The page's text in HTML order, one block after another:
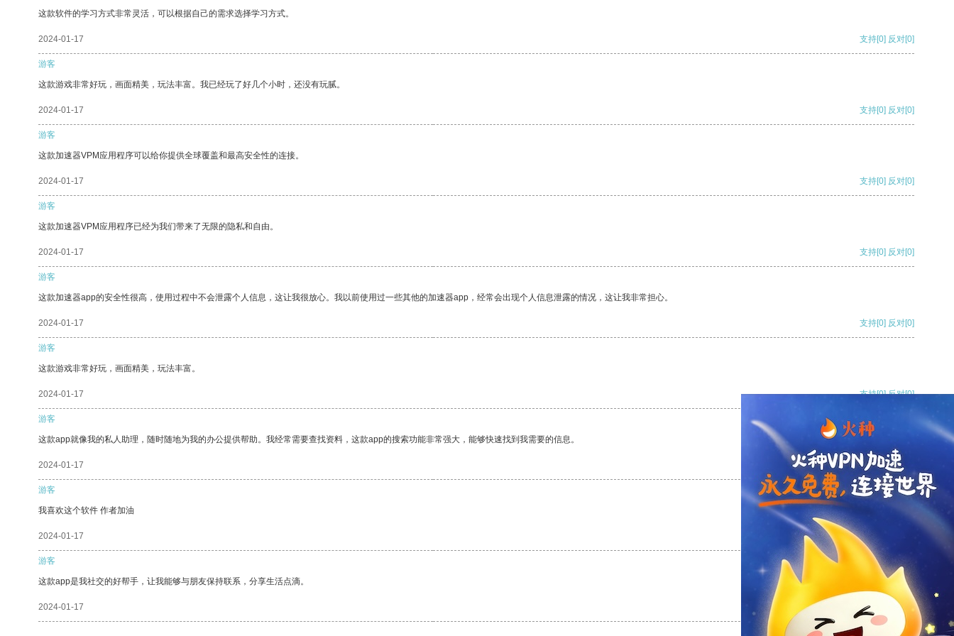
这款软件的学习方式非常灵活，可以根据自己的需求选择学习方式。
2024-01-17 支持[0] 反对[0]
游客
这款游戏非常好玩，画面精美，玩法丰富。我已经玩了好几个小时，还没有玩腻。
2024-01-17 支持[0] 反对[0]
游客
这款加速器VPM应用程序可以给你提供全球覆盖和最高安全性的连接。
2024-01-17 支持[0] 反对[0]
游客
这款加速器VPM应用程序已经为我们带来了无限的隐私和自由。
2024-01-17 支持[0] 反对[0]
游客
这款加速器app的安全性很高，使用过程中不会泄露个人信息，这让我很放心。我以前使用过一些其他的加速器app，经常会出现个人信息泄露的情况，这让我非常担心。
2024-01-17 支持[0] 反对[0]
游客
这款游戏非常好玩，画面精美，玩法丰富。
2024-01-17 支持[0] 反对[0]
游客
这款app就像我的私人助理，随时随地为我的办公提供帮助。我经常需要查找资料，这款app的搜索功能非常强大，能够快速找到我需要的信息。
2024-01-17 支持[0] 反对
游客
我喜欢这个软件 作者加油
2024-01-17 支持
游客
这款app是我社交的好帮手，让我能够与朋友保持联系，分享生活点滴。
2024-01-17 支持 反对 [0]